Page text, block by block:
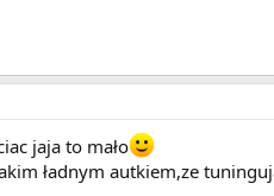
jaja to mało
ładnym autkiem,ze